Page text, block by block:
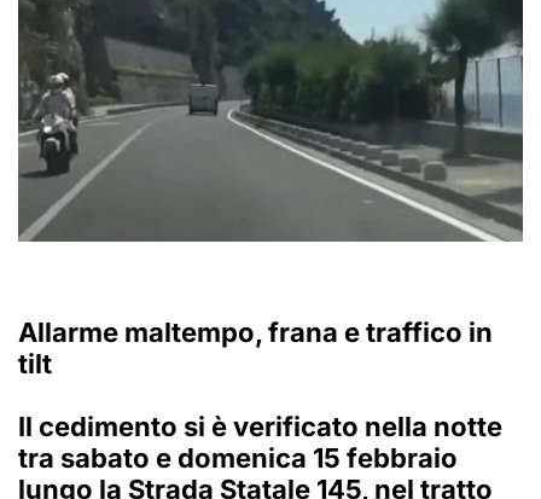
Allarme maltempo, frana e traffico in
tilt
Il cedimento si è verificato nella notte
tra sabato e domenica 15 febbraio
lungo la Strada Statale 145, nel tratto